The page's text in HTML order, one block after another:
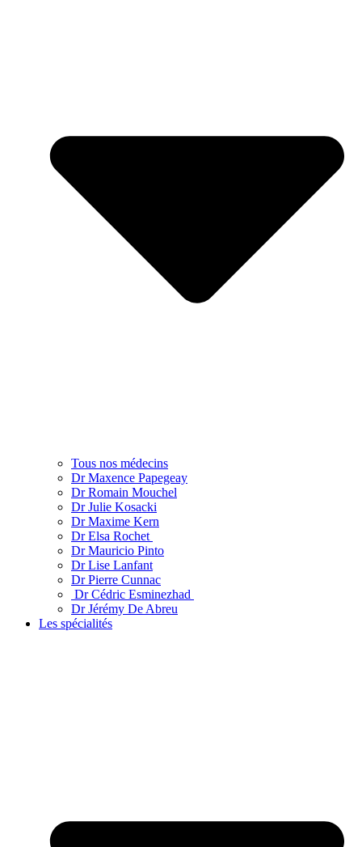
Tous nos médecins
Dr Maxence Papegeay
Dr Romain Mouchel
Dr Julie Kosacki
Dr Maxime Kern
Dr Elsa Rochet
Dr Mauricio Pinto
Dr Lise Lanfant
Dr Pierre Cunnac
Dr Cédric Esminezhad
Dr Jérémy De Abreu
Les spécialités